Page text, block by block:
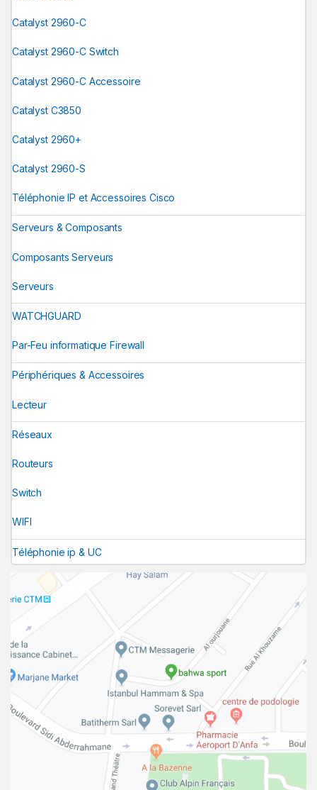
Catalyst 2960-C
Catalyst 2960-C Switch
Catalyst 2960-C Accessoire
Catalyst C3850
Catalyst 2960+
Catalyst 2960-S
Téléphonie IP et Accessoires Cisco
Serveurs & Composants
Composants Serveurs
Serveurs
WATCHGUARD
Par-Feu informatique Firewall
Périphériques & Accessoires
Lecteur
Réseaux
Routeurs
Switch
WIFI
Téléphonie ip & UC